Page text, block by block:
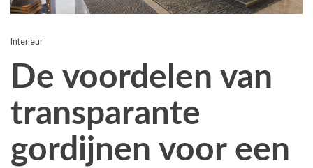
Interieur
De voordelen van
transparante
gordijnen voor een